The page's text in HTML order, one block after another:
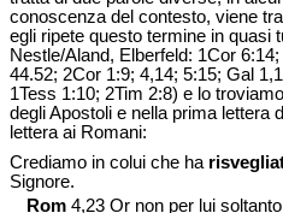
conoscenza del contesto, viene
egli ripete questo termine in quasi
Nestle/Aland, Elberfeld: 1Cor
44.52; 2Cor 1:9; 4,14; 5:15; Gal
1Tess 1:10; 2Tim 2:8) e lo
degli Apostoli e nella prima lettera
lettera ai Romani:
Crediamo in colui che ha
Signore.
Rom 4,23 Or non per lui